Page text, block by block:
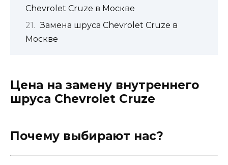
Chevrolet Cruze в Москве
Замена шруса Chevrolet Cruze в
Москве
Цена на замену внутреннего
шруса Chevrolet Cruze
Почему выбирают нас?